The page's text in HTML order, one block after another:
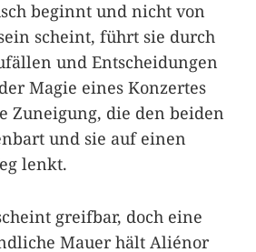
beginnt und nicht von
scheint, führt sie durch
und Entscheidungen
Magie eines Konzertes
Zuneigung, die den beiden
und sie auf einen
lenkt.
greifbar, doch eine
Mauer hält Aliénor